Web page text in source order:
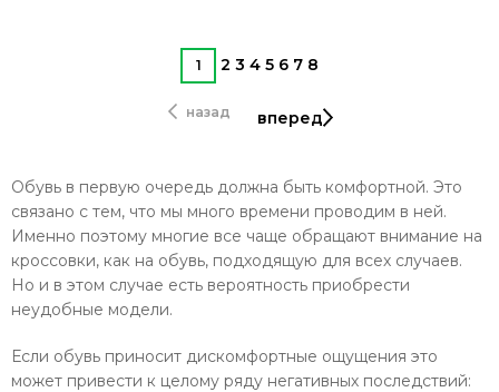
назад
1 2 3 4 5 6 7 8
вперед
Обувь в первую очередь должна быть комфортной. Это
связано с тем, что мы много времени проводим в ней.
Именно поэтому многие все чаще обращают внимание на
кроссовки, как на обувь, подходящую для всех случаев.
Но и в этом случае есть вероятность приобрести
неудобные модели.
Если обувь приносит дискомфортные ощущения это
может привести к целому ряду негативных последствий: